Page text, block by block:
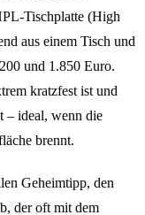
Tischplatte (High
aus einem Tisch und
und 1.850 Euro.
kratzfest ist und
– ideal, wenn die
brennt.
Geheimtipp, den
der oft mit dem